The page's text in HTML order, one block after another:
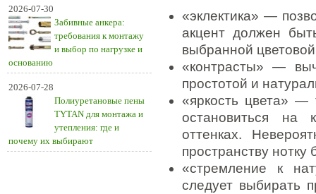
2026-07-30
Забивные анкера:
требования к монтажу
и выбор по нагрузке и
основанию
2026-07-28
Полиуретановые пены
TYTAN для монтажа и
утепления: где и
почему их выбирают
«эклектика» —
акцент должен
выбранной
«контрасты» —
простотой и
«яркость цвета» —
остановиться на
оттенках.
пространству нотку
«стремление к
следует выбирать